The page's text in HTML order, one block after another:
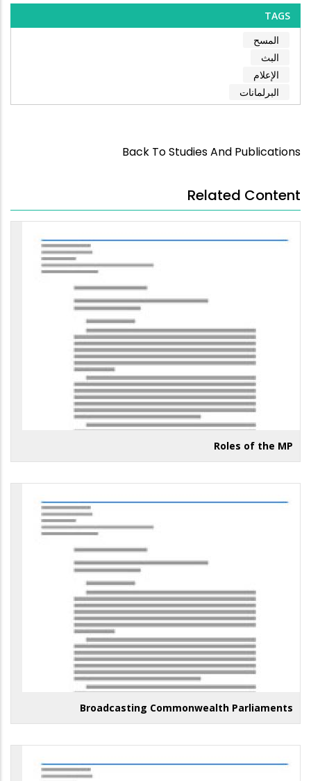
TAGS
المسح
البث
الإعلام
البرلمانات
Back To Studies And Publications
Related Content
Roles of the MP
Broadcasting Commonwealth Parliaments